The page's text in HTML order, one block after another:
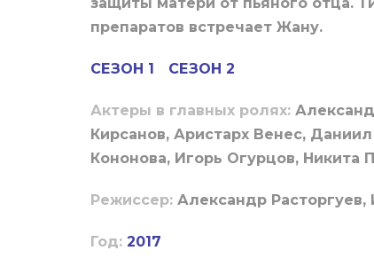
защиты матери от пьяного отца.
препаратов встречает Жану.
СЕЗОН 1 СЕЗОН 2
Актеры в главных ролях:
Кирсанов, Аристарх Венес,
Кононова, Игорь Огурцов,
Режиссер: Александр
Год: 2017